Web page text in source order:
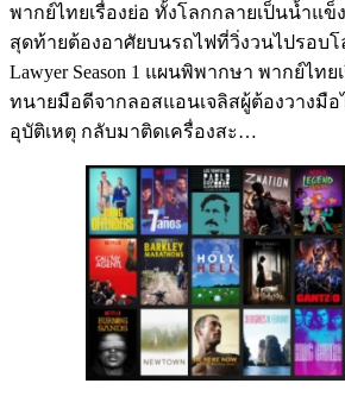
พากย์ไทยเรื่องย่อ ทั้งโลกกลายเป็นน้ำแข็
สุดท้ายต้องอาศัยบนรถไฟที่วิ่งวนไปรอบ
Lawyer Season 1 แผนพิพากษา พากย์ไท
ทนายมือดีจากลอสแอนเจลิสผู้ต้องวางมือ
อุบัติเหตุ กลับมาติดเครื่องสะ…